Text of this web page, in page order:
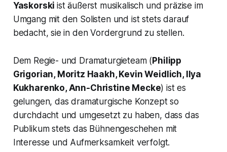
Yaskorskiist äußerst musikalisch und präzise im
Umgang mit den Solisten und ist stets darauf
bedacht, sie in den Vordergrund zu stellen.
Dem Regie- und Dramaturgieteam ( Philipp
Grigorian, Moritz Haakh, Kevin Weidlich, Ilya
Kukharenko, Ann-Christine Mecke) ist es
gelungen, das dramaturgische Konzept so
durchdacht und umgesetzt zu haben, dass das
Publikum stets das Bühnengeschehen mit
Interesse und Aufmerksamkeit verfolgt.